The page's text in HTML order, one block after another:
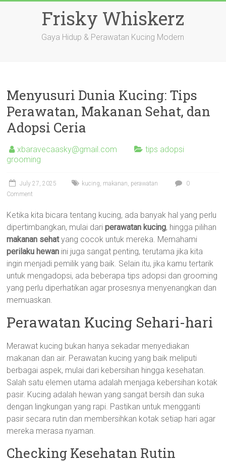
Frisky Whiskerz
Gaya Hidup & Perawatan Kucing Modern
Menyusuri Dunia Kucing: Tips
Perawatan, Makanan Sehat, dan
Adopsi Ceria
xbaravecaasky@gmail.com
tips adopsi
grooming
July 27, 2025 kucing, makanan, perawatan
0
Comment
Ketika kita bicara tentang kucing, ada banyak hal yang perlu
dipertimbangkan, mulai dariperawatan kucing, hingga pilihan
makanan sehatyang cocok untuk mereka. Memahami
perilaku hewan ini juga sangat penting, terutama jika kita
ingin menjadi pemilik yang baik. Selain itu, jika kamu tertarik
untuk mengadopsi, ada beberapa tips adopsi dan grooming
yang perlu diperhatikan agar prosesnya menyenangkan dan
memuaskan.
Perawatan Kucing Sehari-hari
Merawat kucing bukan hanya sekadar menyediakan
makanan dan air. Perawatan kucing yang baik meliputi
berbagai aspek, mulai dari kebersihan hingga kesehatan.
Salah satu elemen utama adalah menjaga kebersihan kotak
pasir. Kucing adalah hewan yang sangat bersih dan suka
dengan lingkungan yang rapi. Pastikan untuk mengganti
pasir secara rutin dan membersihkan kotak setiap hari agar
mereka merasa nyaman.
Checking Kesehatan Rutin